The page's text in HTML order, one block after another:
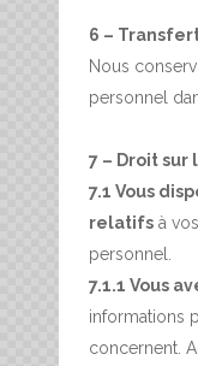
6 –
Nous
personnel
7 – Droit
7.1 Vous
relatifs à
personnel.
7.1.1 Vous
informations
concernent.